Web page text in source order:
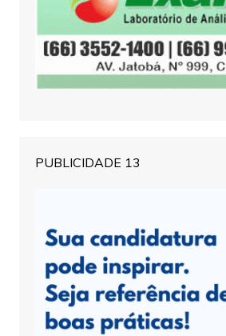
PUBLICIDADE 13